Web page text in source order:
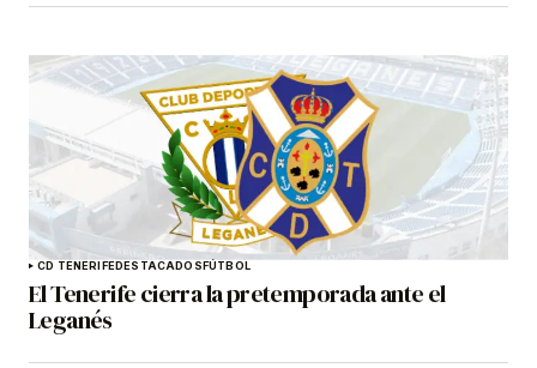
CD TENERIFEDESTACADOSFÚTBOL
El Tenerife cierra la pretemporada ante el
Leganés